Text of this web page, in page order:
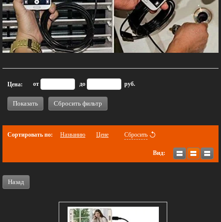
Цена: от до руб.
Показать Сбросить фильтр
Сортировать по: Названию Цене Сбросить
Вид:
Назад